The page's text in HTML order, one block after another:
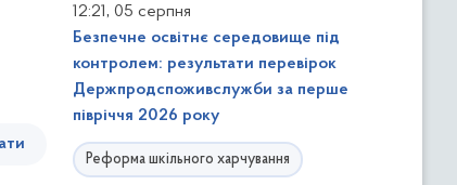
12:21, 05 серпня
Безпечне освітнє середовище під
контролем: результати перевірок
Держпродспоживслужби за перше
півріччя 2026 року
Реформа шкільного харчування